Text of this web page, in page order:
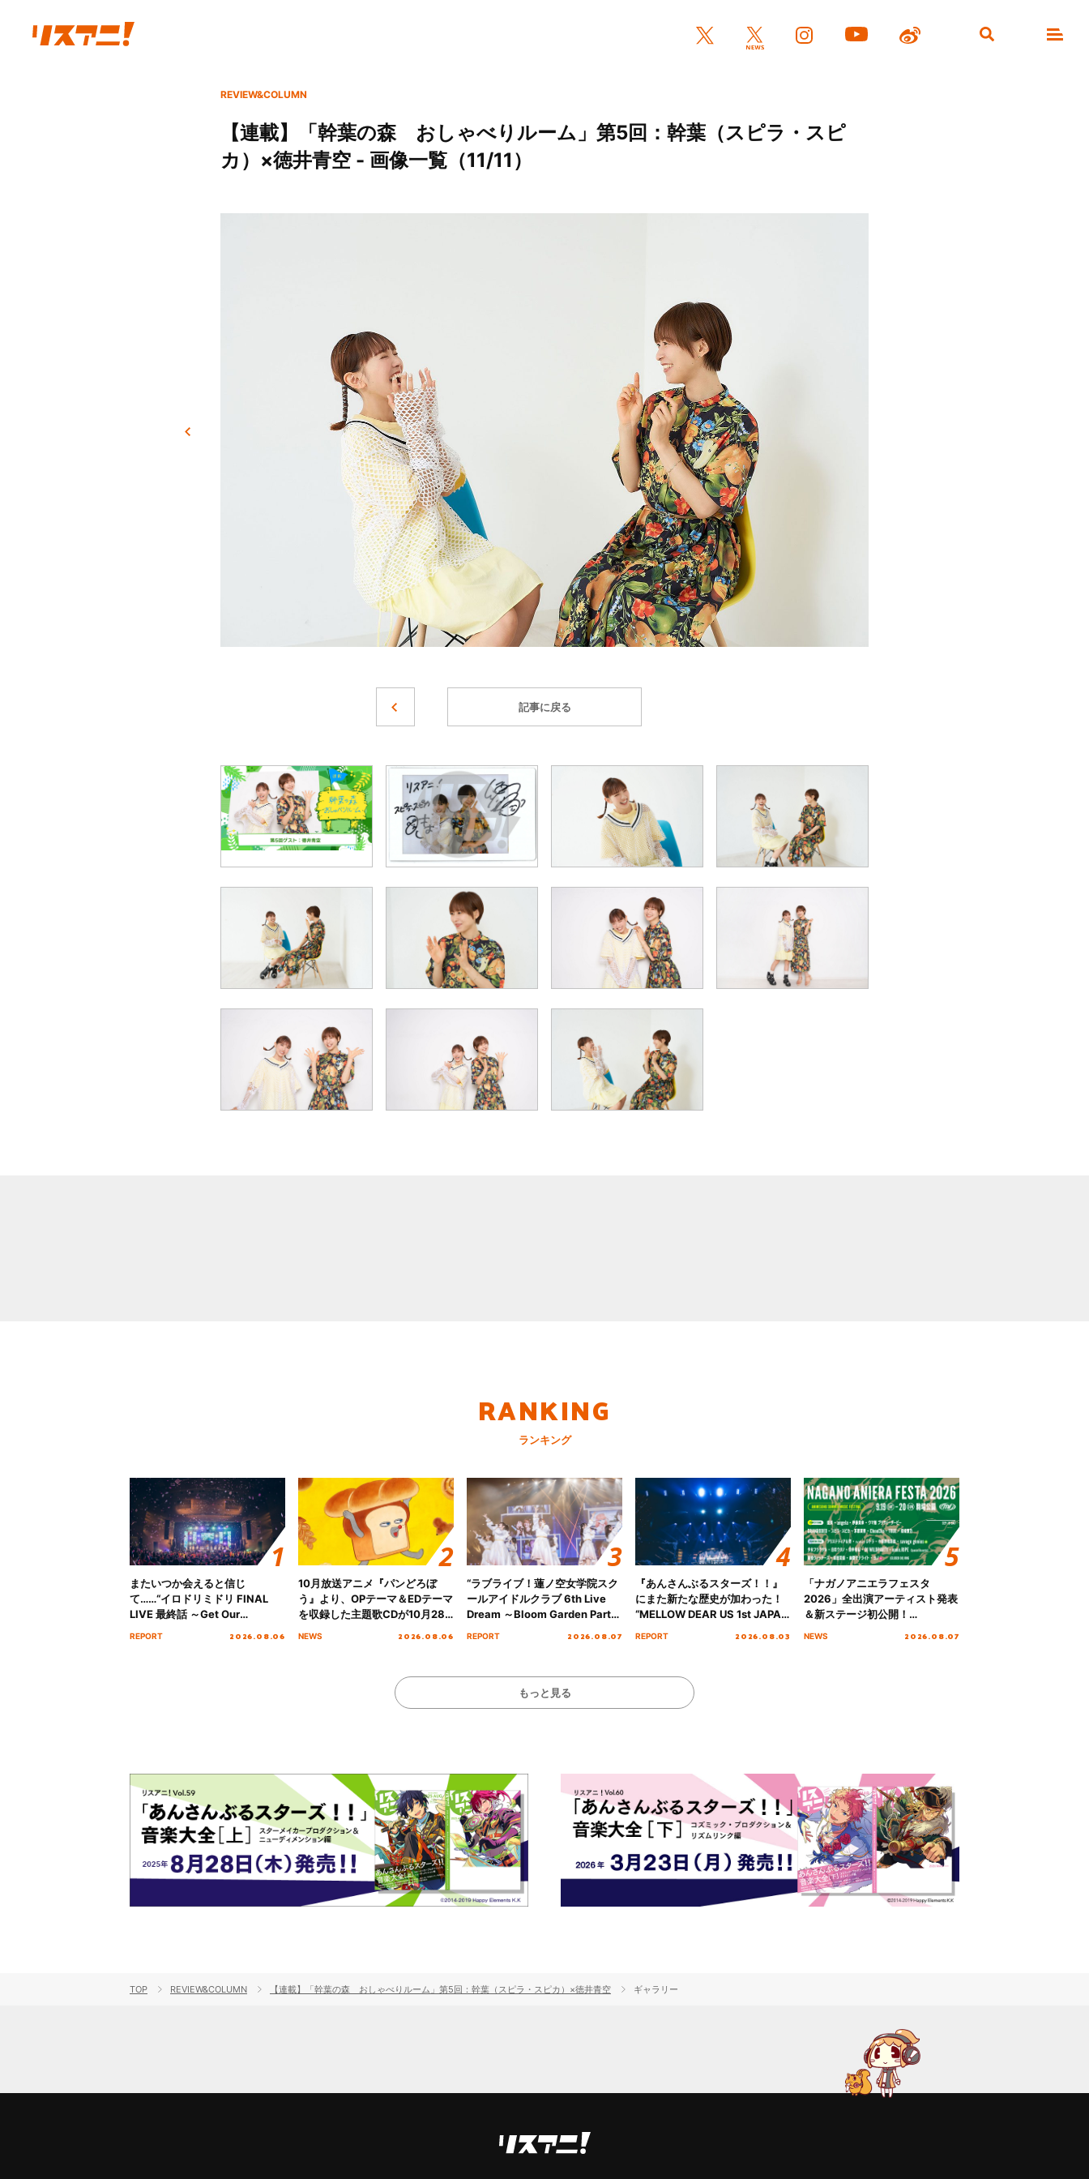
REVIEW&COLUMN
【連載】「幹葉の森 おしゃべりルーム」第5回：幹葉（スピラ・スピ
カ）×徳井青空 - 画像一覧（11/11）
記事に戻る
RANKING
ランキング
またいつか会えると信じ
て……“イロドリミドリ FINAL
LIVE 最終話 ～Get Our
MIRAI!!!!!!!!!!!!!!～”10年の活動
REPORT 2026.08.06
10月放送アニメ『パンどろぼ
う』より、OPテーマ＆EDテーマ
を収録した主題歌CDが10月28
日にリリース決定！
NEWS 2026.08.06
“ラブライブ！蓮ノ空女学院スク
ールアイドルクラブ 6th Live
Dream ～Bloom Garden Party
～ ＜Bloom Garden Party
REPORT 2026.08.07
『あんさんぶるスターズ！！』
にまた新たな歴史が加わった！
“MELLOW DEAR US 1st JAPAN
Tour Final「NICE to meet YOU
REPORT 2026.08.03
「ナガノアニエラフェスタ
2026」全出演アーティスト発表
＆新ステージ初公開！
GEARMANIAの参戦も決定し、
NEWS 2026.08.07
もっと見る
TOP REVIEW&COLUMN 【連載】「幹葉の森 おしゃべりルーム」第5回：幹葉（スピラ・スピカ）×徳井青空 ギャラリー